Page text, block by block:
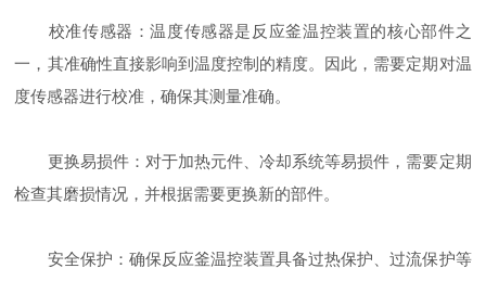
校准传感器：温度传感器是反应釜温控装置的核心部件之
一，其准确性直接影响到温度控制的精度。因此，需要定期对温
度传感器进行校准，确保其测量准确。
更换易损件：对于加热元件、冷却系统等易损件，需要定期
检查其磨损情况，并根据需要更换新的部件。
安全保护：确保反应釜温控装置具备过热保护、过流保护等